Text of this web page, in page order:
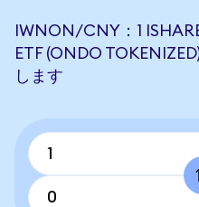
IWNON/CNY：1
ETF (ONDO
します